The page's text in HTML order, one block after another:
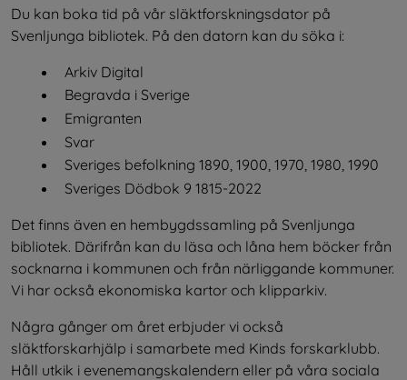
Du kan boka tid på vår släktforskningsdator på
Svenljunga bibliotek. På den datorn kan du söka i:
Arkiv Digital
Begravda i Sverige
Emigranten
Svar
Sveriges befolkning 1890, 1900, 1970, 1980, 1990
Sveriges Dödbok 9 1815-2022
Det finns även en hembygdssamling på Svenljunga
bibliotek. Därifrån kan du läsa och låna hem böcker från
socknarna i kommunen och från närliggande kommuner.
Vi har också ekonomiska kartor och klipparkiv.
Några gånger om året erbjuder vi också
släktforskarhjälp i samarbete med Kinds forskarklubb.
Håll utkik i evenemangskalendern eller på våra sociala